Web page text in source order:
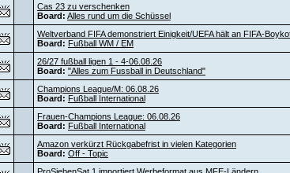
Cas 23 zu verschenken
Board: Alles rund um die Schüssel
Weltverband FIFA demonstriert Einigkeit/UEFA hält an FIFA-
Board: Fußball WM / EM
26/27 fußball ligen 1 - 4-06.08.26
Board: "Alles zum Fussball in Deutschland"
Champions League/M: 06.08.26
Board: Fußball International
Frauen-Champions League: 06.08.26
Board: Fußball International
Amazon verkürzt Rückgabefrist in vielen Kategorien
Board: Off - Topic